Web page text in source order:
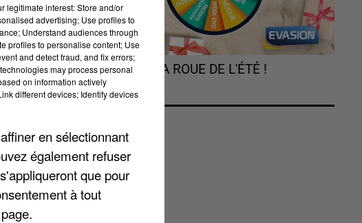
à
à
avance.
TOURNEZ LA ROUE DE L'ÉTÉ !
legitimate interest: Store and/or
advertising; Use profiles to
Understand audiences through
profiles to personalise content; Use
and detect fraud, and fix errors;
may process personal
on information actively
different devices; Identify devices
en sélectionnant
également refuser
que pour
à tout